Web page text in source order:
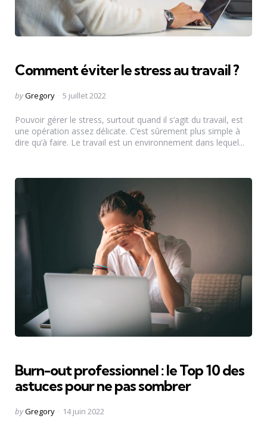
Comment éviter le stress au travail ?
Posted
byGregory 5 juillet 2022
Pouvoir gérer le stress, surtout quand il s’agit du travail, est
une opération assez délicate. C’est sûrement plus simple à
dire qu’à faire. Le travail est un environnement dans lequel...
Burn-out professionnel : le Top 10 des
astuces pour ne pas sombrer
Posted
byGregory 14 juin 2022